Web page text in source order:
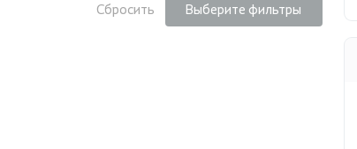
Сбросить Выберите фильтры